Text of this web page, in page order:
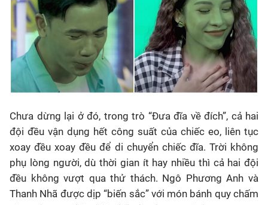
Chưa dừng lại ở đó, trong trò “Đưa đĩa về đích”, cả hai
đội đều vận dụng hết công suất của chiếc eo, liên tục
xoay đều xoay đều để di chuyển chiếc đĩa. Trời không
phụ lòng người, dù thời gian ít hay nhiều thì cả hai đội
đều không vượt qua thử thách. Ngô Phương Anh và
Thanh Nhã được dịp “biến sắc” với món bánh quy chấm